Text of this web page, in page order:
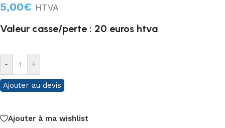
5,00€ HTVA
Valeur casse/perte : 20 euros htva
- +
Ajouter au devis
Ajouter à ma wishlist